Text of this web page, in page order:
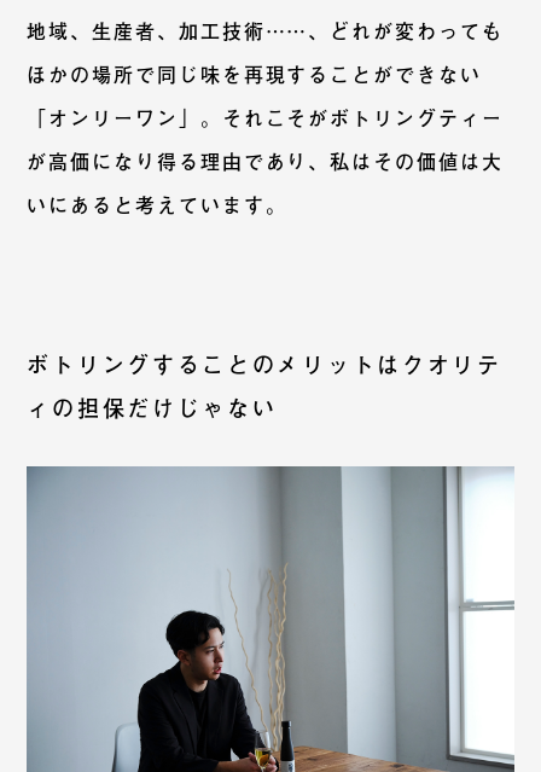
地域、生産者、加工技術……、どれが変わっても
ほかの場所で同じ味を再現することができない
「オンリーワン」。それこそがボトリングティー
が高価になり得る理由であり、私はその価値は大
いにあると考えています。
ボトリングすることのメリットはクオリテ
ィの担保だけじゃない